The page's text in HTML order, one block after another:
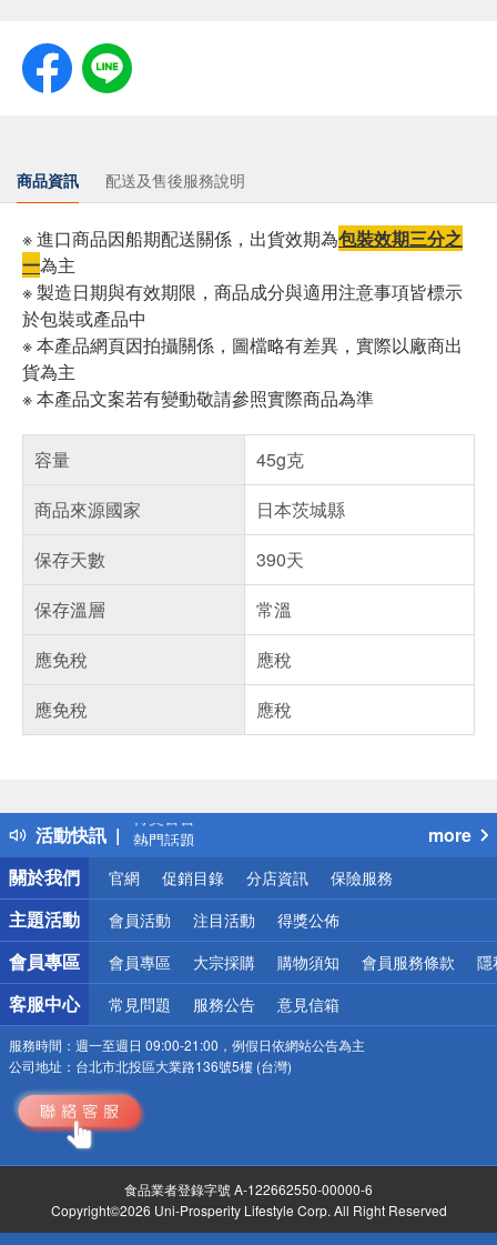
商品資訊 配送及售後服務說明
※ 進口商品因船期配送關係，出貨效期為包裝效期三分之
一為主
※ 製造日期與有效期限，商品成分與適用注意事項皆標示
於包裝或產品中
※ 本產品網頁因拍攝關係，圖檔略有差異，實際以廠商出
貨為主
※ 本產品文案若有變動敬請參照實際商品為準
容量
45g克
商品來源國家
日本茨城縣
保存天數
390天
保存溫層
常溫
應免稅
應稅
應免稅
應稅
活動快訊
得獎公告
熱門話題
銀行優惠
偏遠地區配送
詐騙網頁！請小心！
more
關於我們
官網 促銷目錄 分店資訊 保險服務
主題活動 會員活動 注目活動 得獎公佈
會員專區 會員專區 大宗採購 購物須知 會員服務條款 隱
客服中心 常見問題 服務公告 意見信箱
服務時間： 週一至週日 09:00-21:00，例假日依網站公告為主
公司地址： 台北市北投區大業路136號5樓 (台灣)
食品業者登錄字號 A-122662550-00000-6
Copyright©2026 Uni-Prosperity Lifestyle Corp. All Right Reserved